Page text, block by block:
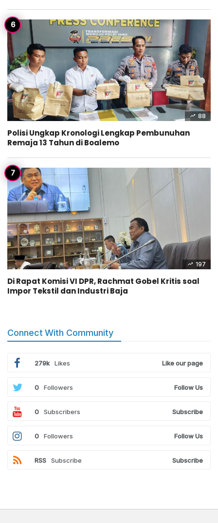
88
Polisi Ungkap Kronologi Lengkap Pembunuhan
Remaja 13 Tahun di Boalemo
197
Di Rapat Komisi VI DPR, Rachmat Gobel Kritis soal
Impor Tekstil dan Industri Baja
Connect With Community
279k Likes Like our page
0 Followers Follow Us
0 Subscribers Subscribe
0 Followers Follow Us
RSS Subscribe Subscribe